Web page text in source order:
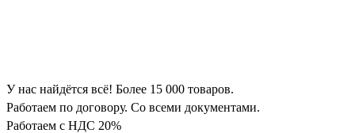
У нас найдётся всё! Более 15 000 товаров.
Работаем по договору. Со всеми документами.
Работаем с НДС 20%